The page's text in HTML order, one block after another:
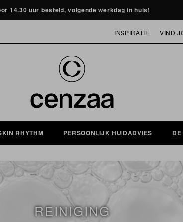
14.30 uur besteld, volgende werkdag in huis!
INSPIRATIE VIND
RHYTHM PERSOONLIJK HUIDADVIES
REINIGING